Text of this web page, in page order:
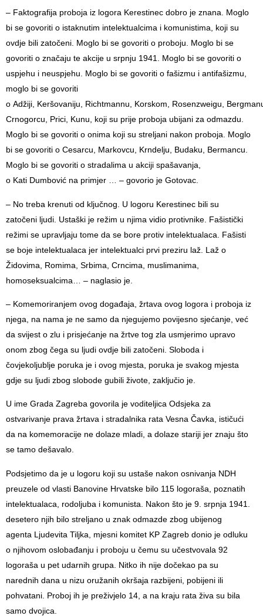
– Faktografija proboja iz logora Kerestinec dobro je znana. Moglo
bi se govoriti o istaknutim intelektualcima i komunistima, koji su
ovdje bili zatočeni. Moglo bi se govoriti o proboju. Moglo bi se
govoriti o značaju te akcije u srpnju 1941. Moglo bi se govoriti o
uspjehu i neuspjehu. Moglo bi se govoriti o fašizmu i antifašizmu,
moglo bi se govoriti
o Adžiji, Keršovaniju, Richtmannu, Korskom, Rosenzweigu,
Crnogorcu, Prici, Kunu, koji su prije proboja ubijani za odmazdu.
Moglo bi se govoriti o onima koji su streljani nakon proboja. Moglo
bi se govoriti o Cesarcu, Markovcu, Krndelju, Budaku, Bermancu.
Moglo bi se govoriti o stradalima u akciji spašavanja,
o Kati Dumbović na primjer … – govorio je Gotovac.
– No treba krenuti od ključnog. U logoru Kerestinec bili su
zatočeni ljudi. Ustaški je režim u njima vidio protivnike. Fašistički
režimi se upravljaju tome da se bore protiv intelektualaca. Fašisti
se boje intelektualaca jer intelektualci prvi preziru laž. Laž o
Židovima, Romima, Srbima, Crncima, muslimanima,
homoseksualcima… – naglasio je.
– Komemoriranjem ovog događaja, žrtava ovog logora i proboja iz
njega, na nama je ne samo da njegujemo povijesno sjećanje, već
da svijest o zlu i prisjećanje na žrtve tog zla usmjerimo upravo
onom zbog čega su ljudi ovdje bili zatočeni. Sloboda i
čovjekoljublje poruka je i ovog mjesta, poruka je svakog mjesta
gdje su ljudi zbog slobode gubili živote, zaključio je.
U ime Grada Zagreba govorila je voditeljica Odsjeka za
ostvarivanje prava žrtava i stradalnika rata Vesna Čavka, ističući
da na komemoracije ne dolaze mladi, a dolaze stariji jer znaju što
se tamo dešavalo.
Podsjetimo da je u logoru koji su ustaše nakon osnivanja NDH
preuzele od vlasti Banovine Hrvatske bilo 115 logoraša, poznatih
intelektualaca, rodoljuba i komunista. Nakon što je 9. srpnja 1941.
desetero njih bilo streljano u znak odmazde zbog ubijenog
agenta Ljudevita Tiljka, mjesni komitet KP Zagreb donio je odluku
o njihovom oslobađanju i proboju u čemu su učestvovala 92
logoraša u pet udarnih grupa. Nitko ih nije dočekao pa su
narednih dana u nizu oružanih okršaja razbijeni, pobijeni ili
pohvatani. Proboj ih je preživjelo 14, a na kraju rata živa su bila
samo dvojica.